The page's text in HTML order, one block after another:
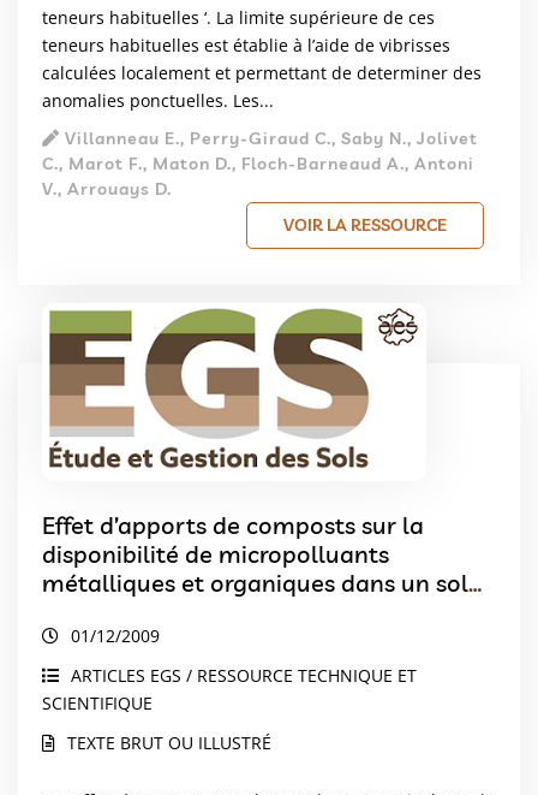
teneurs habituelles ‘. La limite supérieure de ces
teneurs habituelles est établie à l’aide de vibrisses
calculées localement et permettant de determiner des
anomalies ponctuelles. Les...
Villanneau E., Perry-Giraud C., Saby N., Jolivet
C., Marot F., Maton D., Floch-Barneaud A., Antoni
V., Arrouays D.
VOIR LA RESSOURCE
Effet d’apports de composts sur la
disponibilité de micropolluants
métalliques et organiques dans un sol
01/12/2009
ARTICLES EGS / RESSOURCE TECHNIQUE ET
SCIENTIFIQUE
TEXTE BRUT OU ILLUSTRÉ